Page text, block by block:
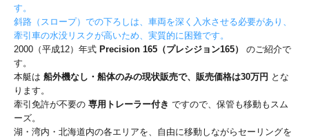
す。
斜路（スロープ）での下ろしは、車両を深く入水させる必要があり、
牽引車の水没リスクが高いため、実質的に困難です。
2000（平成12）年式 Precision 165（プレシジョン165）
のご紹介で
す。
本艇は 船外機なし・船体のみの現状販売で、販売価格は30万円 とな
ります。
牽引免許が不要の 専用トレーラー付き ですので、保管も移動もスム
ーズ。
湖・湾内・北海道内の各エリアを、自由に移動しながらセーリングを